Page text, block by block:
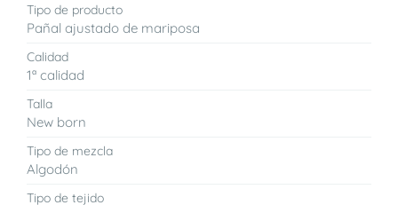
Tipo de producto
Pañal ajustado de mariposa
Calidad
1ª calidad
Talla
New born
Tipo de mezcla
Algodón
Tipo de tejido